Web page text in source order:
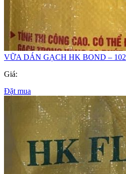
VỮA DÁN GẠCH HK BOND – 102
Giá:
Đặt mua